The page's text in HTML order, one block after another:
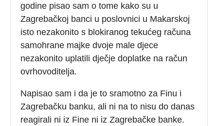
godine pisao sam o tome kako su u
Zagrebačkoj banci u poslovnici u Makarskoj
isto nezakonito s blokiranog tekućeg računa
samohrane majke dvoje male djece
nezakonito uplatili dječje doplatke na račun
ovrhovoditelja.
Napisao sam i da je to sramotno za Finu i
Zagrebačku banku, ali ni na to nisu do danas
reagirali ni iz Fine ni iz Zagrebačke banke.